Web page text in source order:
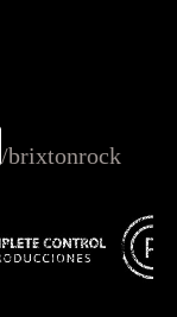
/brixtonrock